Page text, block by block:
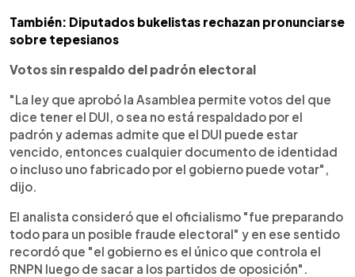
También: Diputados bukelistas rechazan pronunciarse
sobre tepesianos
Votos sin respaldo del padrón electoral
"La ley que aprobó la Asamblea permite votos del que
dice tener el DUI, o sea no está respaldado por el
padrón y ademas admite que el DUI puede estar
vencido, entonces cualquier documento de identidad
o incluso uno fabricado por el gobierno puede votar",
dijo.
El analista consideró que el oficialismo "fue preparando
todo para un posible fraude electoral" y en ese sentido
recordó que "el gobierno es el único que controla el
RNPN luego de sacar a los partidos de oposición".